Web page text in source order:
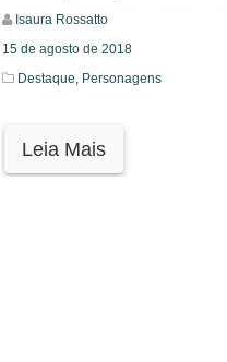
Isaura Rossatto
15 de agosto de 2018
Destaque, Personagens
Leia Mais